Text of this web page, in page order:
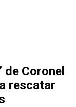
de Coronel
rescatar